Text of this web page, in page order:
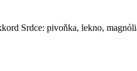
Srdce: pivoňka, lekno,